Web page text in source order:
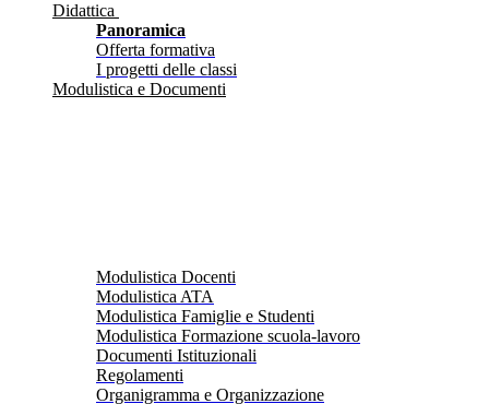
Didattica
Panoramica
Offerta formativa
I progetti delle classi
Modulistica e Documenti
Modulistica Docenti
Modulistica ATA
Modulistica Famiglie e Studenti
Modulistica Formazione scuola-lavoro
Documenti Istituzionali
Regolamenti
Organigramma e Organizzazione